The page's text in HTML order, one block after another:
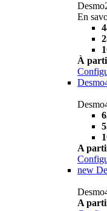
En
À
A
new
A